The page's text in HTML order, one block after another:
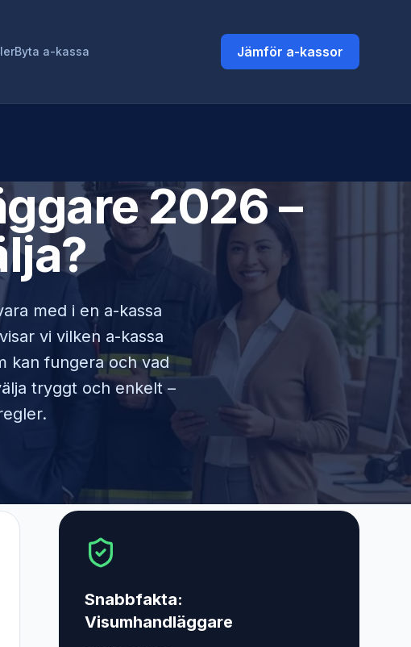
Byta a-kassa Jämför a-kassor
2026 –
med i en a-kassa
vi vilken a-kassa
kan fungera och vad
tryggt och enkelt –
Snabbfakta:
Visumhandläggare